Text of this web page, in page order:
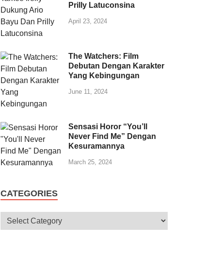
Prilly Latuconsina
April 23, 2024
The Watchers: Film
Debutan Dengan Karakter
Yang Kebingungan
June 11, 2024
Sensasi Horor “You’ll
Never Find Me” Dengan
Kesuramannya
March 25, 2024
CATEGORIES